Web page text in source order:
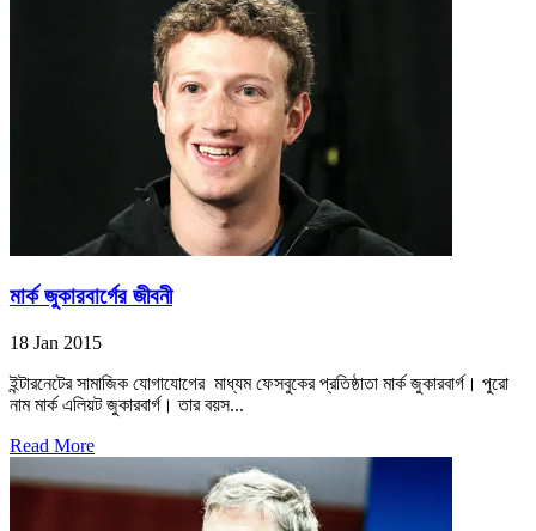
মার্ক জুকারবার্গের জীবনী
18 Jan 2015
ইন্টারনেটের সামাজিক যোগাযোগের মাধ্যম ফেসবুকের প্রতিষ্ঠাতা মার্ক জুকারবার্গ। পুরো
নাম মার্ক এলিয়ট জুকারবার্গ। তার বয়স...
Read More